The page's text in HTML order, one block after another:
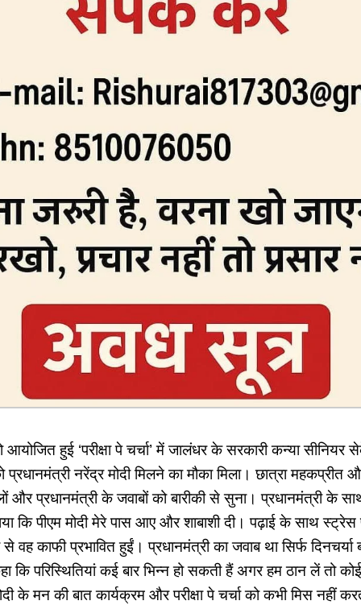
आयोजित हुई ‘परीक्षा पे चर्चा’ में जालंधर के सरकारी कन्या
प्रधानमंत्री नरेंद्र मोदी मिलने का मौका मिला। छात्रा महकप्रीत
प्रधानमंत्री के जवाबों को बारीकी से सुना। प्रधानमंत्री के
कि पीएम मोदी मेरे पास आए और शाबाशी दी। पढ़ाई के साथ
वह काफी प्रभावित हुईं। प्रधानमंत्री का जवाब था सिर्फ
कि परिस्थितियां कई बार भिन्न हो सकती हैं अगर हम ठान लें तो
के मन की बात कार्यक्रम और परीक्षा पे चर्चा को कभी मिस नहीं